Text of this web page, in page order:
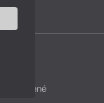
vyhradené